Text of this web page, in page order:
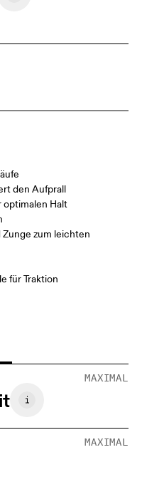
den Aufprall
Halt
zum leichten
für Traktion
MAXIMAL
MAXIMAL